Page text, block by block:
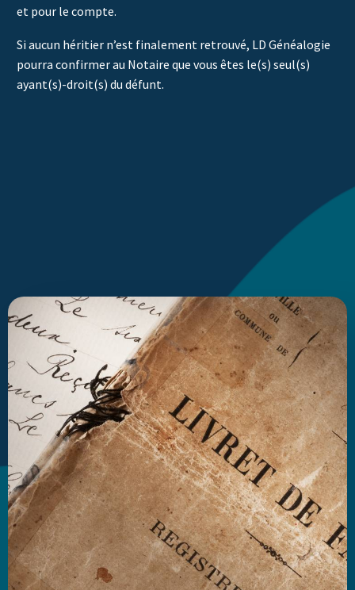
et pour le compte.
Si aucun héritier n’est finalement retrouvé, LD Généalogie
pourra confirmer au Notaire que vous êtes le(s) seul(s)
ayant(s)-droit(s) du défunt.